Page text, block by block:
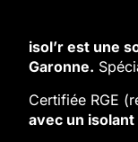
isol’r est une
Garonne.
Certifiée RGE
avec un